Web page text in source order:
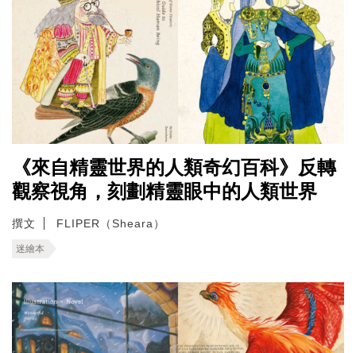
《來自精靈世界的人類奇幻百科》反轉
觀察視角，刻劃精靈眼中的人類世界
撰文 FLIPER（Sheara）
迷繪本